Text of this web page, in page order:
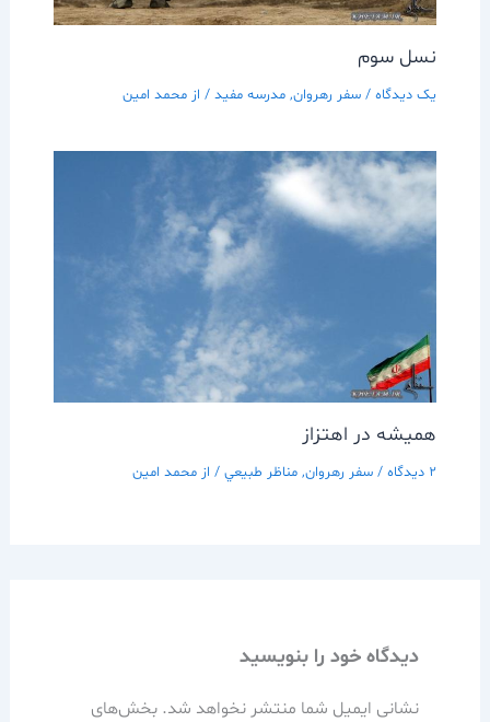
نسل سوم
یک دیدگاه / سفر رهروان, مدرسه مفيد/ از محمد امین
هميشه در اهتزاز
2 دیدگاه / سفر رهروان, مناظر طبيعي/ از محمد امین
دیدگاه‌ خود را بنویسید
نشانی ایمیل شما منتشر نخواهد شد. بخش‌های